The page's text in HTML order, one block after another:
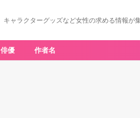
キャラクターグッズなど女性の求める情報が
優 作者名